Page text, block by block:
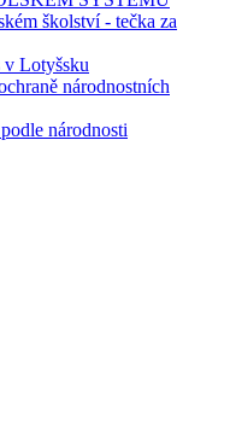
školství - tečka za
v Lotyšsku
národnostních
národnosti